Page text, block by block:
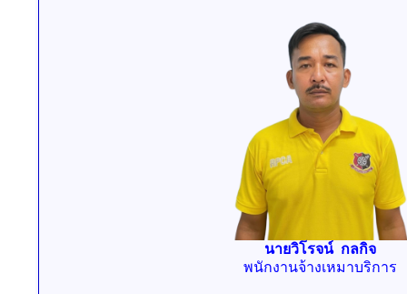
นายวิโรจน์ กลกิจ
พนักงานจ้างเหมาบริการ